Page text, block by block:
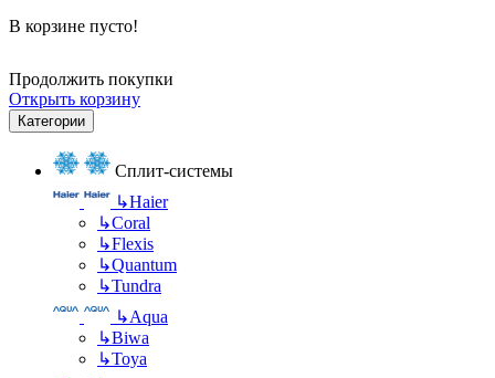
В корзине пусто!
Продолжить покупки
Открыть корзину
Категории
Сплит-системы
↳Haier
↳Coral
↳Flexis
↳Quantum
↳Tundra
↳Aqua
↳Biwa
↳Toya